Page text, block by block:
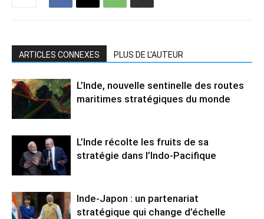
ARTICLES CONNEXES PLUS DE L'AUTEUR
L’Inde, nouvelle sentinelle des routes
maritimes stratégiques du monde
L’Inde récolte les fruits de sa
stratégie dans l’Indo-Pacifique
Inde-Japon : un partenariat
stratégique qui change d’échelle